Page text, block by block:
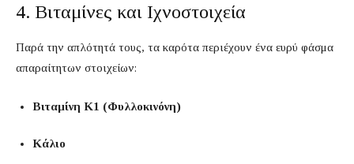
4. Βιταμίνες και Ιχνοστοιχεία
Παρά την απλότητά τους, τα καρότα περιέχουν ένα ευρύ φάσμα
απαραίτητων στοιχείων:
Βιταμίνη Κ1 (Φυλλοκινόνη)
Κάλιο